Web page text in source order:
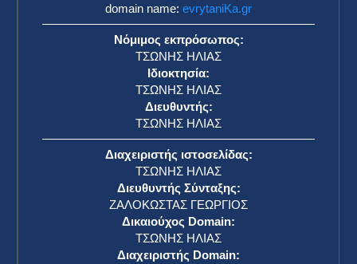
domain name: evrytaniKa.gr
Νόμιμος εκπρόσωπος:
ΤΣΩΝΗΣ ΗΛΙΑΣ
Ιδιοκτησία:
ΤΣΩΝΗΣ ΗΛΙΑΣ
Διευθυντής:
ΤΣΩΝΗΣ ΗΛΙΑΣ
Διαχειριστής ιστοσελίδας:
ΤΣΩΝΗΣ ΗΛΙΑΣ
Διευθυντής Σύνταξης:
ΖΑΛΟΚΩΣΤΑΣ ΓΕΩΡΓΙΟΣ
Δικαιούχος Domain:
ΤΣΩΝΗΣ ΗΛΙΑΣ
Διαχειριστής Domain: